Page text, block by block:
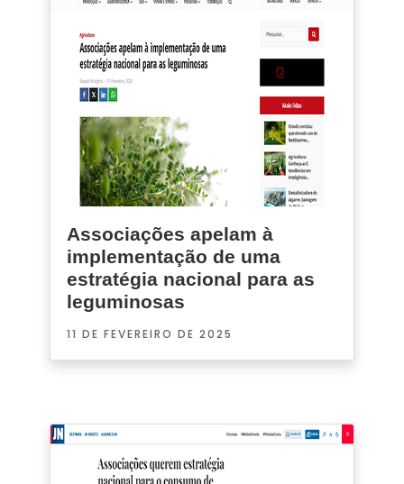
Associações apelam à
implementação de uma
estratégia nacional para as
leguminosas
11 DE FEVEREIRO DE 2025